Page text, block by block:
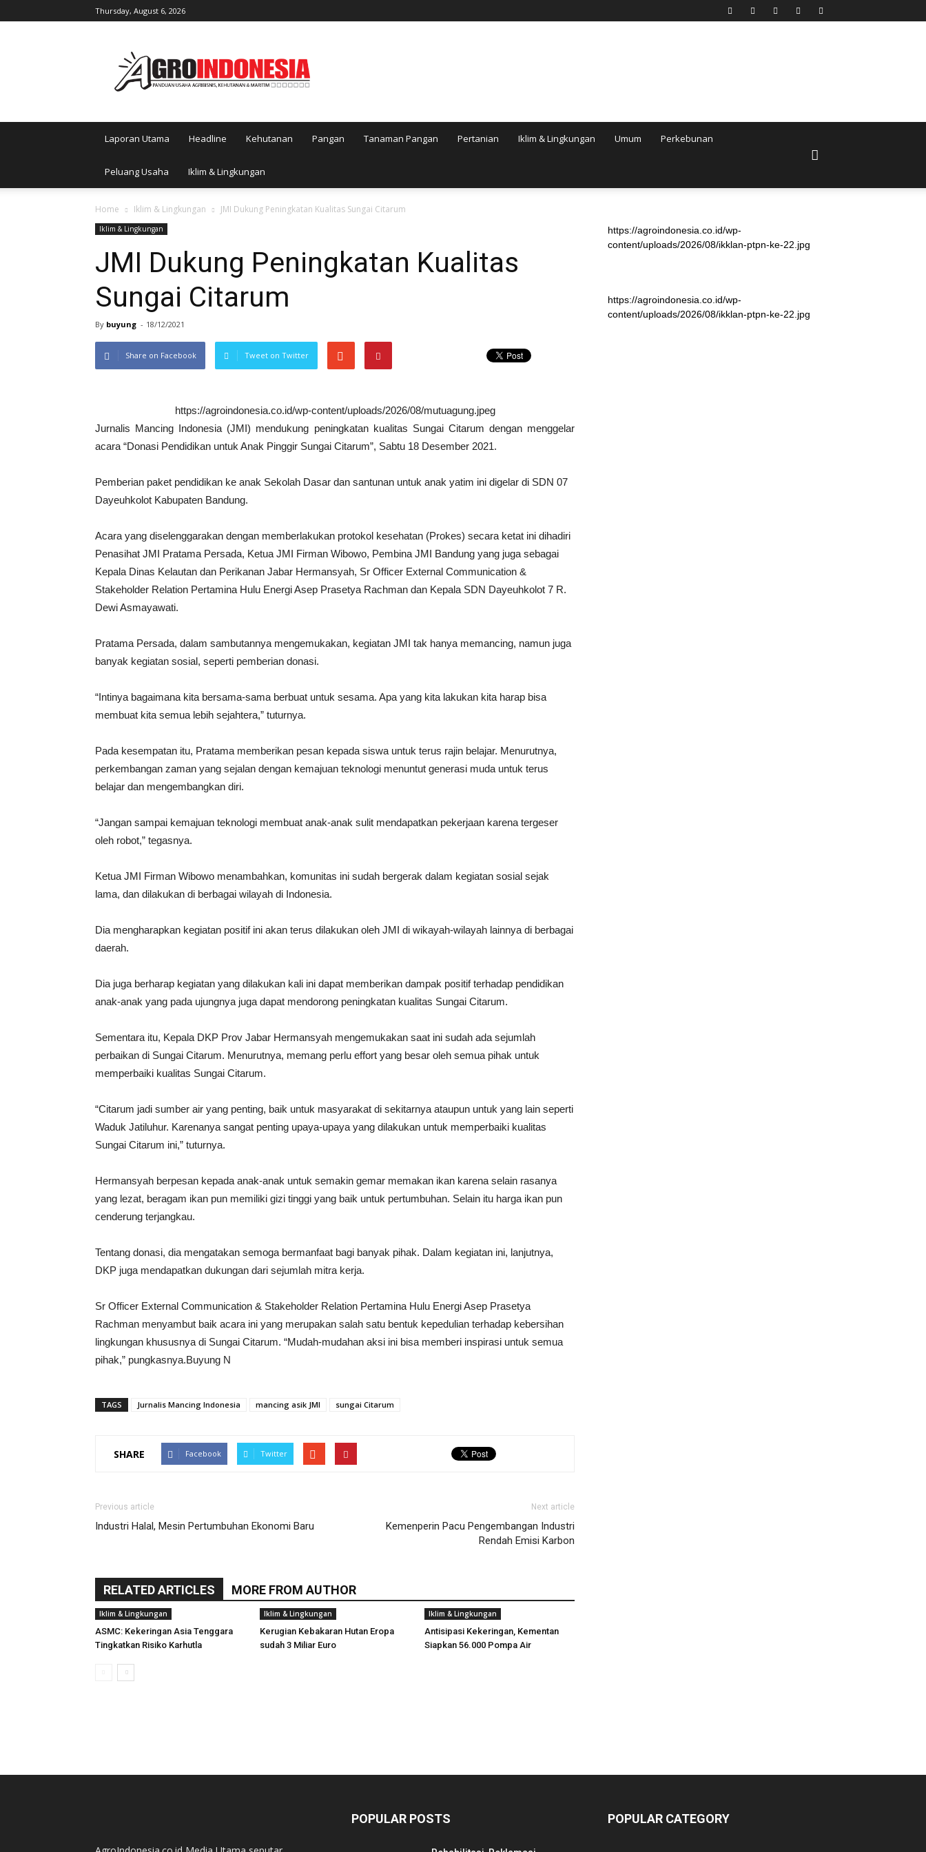
Thursday, August 6, 2026
Laporan Utama Headline Kehutanan Pangan Tanaman Pangan Pertanian Iklim & Lingkungan Umum Perkebunan
Peluang Usaha Iklim & Lingkungan
Home Iklim & Lingkungan JMI Dukung Peningkatan Kualitas Sungai Citarum
Iklim & Lingkungan
JMI Dukung Peningkatan Kualitas
Sungai Citarum
By buyung - 18/12/2021
Share on Facebook Tweet on Twitter
https://agroindonesia.co.id/wp-content/uploads/2026/08/mutuagung.jpeg
Jurnalis Mancing Indonesia (JMI) mendukung peningkatan kualitas Sungai Citarum dengan menggelar
acara “Donasi Pendidikan untuk Anak Pinggir Sungai Citarum”, Sabtu 18 Desember 2021.
Pemberian paket pendidikan ke anak Sekolah Dasar dan santunan untuk anak yatim ini digelar di SDN 07
Dayeuhkolot Kabupaten Bandung.
Acara yang diselenggarakan dengan memberlakukan protokol kesehatan (Prokes) secara ketat ini dihadiri
Penasihat JMI Pratama Persada, Ketua JMI Firman Wibowo, Pembina JMI Bandung yang juga sebagai
Kepala Dinas Kelautan dan Perikanan Jabar Hermansyah, Sr Officer External Communication &
Stakeholder Relation Pertamina Hulu Energi Asep Prasetya Rachman dan Kepala SDN Dayeuhkolot 7 R.
Dewi Asmayawati.
Pratama Persada, dalam sambutannya mengemukakan, kegiatan JMI tak hanya memancing, namun juga
banyak kegiatan sosial, seperti pemberian donasi.
“Intinya bagaimana kita bersama-sama berbuat untuk sesama. Apa yang kita lakukan kita harap bisa
membuat kita semua lebih sejahtera,” tuturnya.
Pada kesempatan itu, Pratama memberikan pesan kepada siswa untuk terus rajin belajar. Menurutnya,
perkembangan zaman yang sejalan dengan kemajuan teknologi menuntut generasi muda untuk terus
belajar dan mengembangkan diri.
“Jangan sampai kemajuan teknologi membuat anak-anak sulit mendapatkan pekerjaan karena tergeser
oleh robot,” tegasnya.
Ketua JMI Firman Wibowo menambahkan, komunitas ini sudah bergerak dalam kegiatan sosial sejak
lama, dan dilakukan di berbagai wilayah di Indonesia.
Dia mengharapkan kegiatan positif ini akan terus dilakukan oleh JMI di wikayah-wilayah lainnya di berbagai
daerah.
Dia juga berharap kegiatan yang dilakukan kali ini dapat memberikan dampak positif terhadap pendidikan
anak-anak yang pada ujungnya juga dapat mendorong peningkatan kualitas Sungai Citarum.
Sementara itu, Kepala DKP Prov Jabar Hermansyah mengemukakan saat ini sudah ada sejumlah
perbaikan di Sungai Citarum. Menurutnya, memang perlu effort yang besar oleh semua pihak untuk
memperbaiki kualitas Sungai Citarum.
“Citarum jadi sumber air yang penting, baik untuk masyarakat di sekitarnya ataupun untuk yang lain seperti
Waduk Jatiluhur. Karenanya sangat penting upaya-upaya yang dilakukan untuk memperbaiki kualitas
Sungai Citarum ini,” tuturnya.
Hermansyah berpesan kepada anak-anak untuk semakin gemar memakan ikan karena selain rasanya
yang lezat, beragam ikan pun memiliki gizi tinggi yang baik untuk pertumbuhan. Selain itu harga ikan pun
cenderung terjangkau.
Tentang donasi, dia mengatakan semoga bermanfaat bagi banyak pihak. Dalam kegiatan ini, lanjutnya,
DKP juga mendapatkan dukungan dari sejumlah mitra kerja.
Sr Officer External Communication & Stakeholder Relation Pertamina Hulu Energi Asep Prasetya
Rachman menyambut baik acara ini yang merupakan salah satu bentuk kepedulian terhadap kebersihan
lingkungan khususnya di Sungai Citarum. “Mudah-mudahan aksi ini bisa memberi inspirasi untuk semua
pihak,” pungkasnya.Buyung N
TAGS Jurnalis Mancing Indonesia mancing asik JMI sungai Citarum
SHARE Facebook Twitter
Previous article
Industri Halal, Mesin Pertumbuhan Ekonomi Baru
Next article
Kemenperin Pacu Pengembangan Industri
Rendah Emisi Karbon
RELATED ARTICLES MORE FROM AUTHOR
Iklim & Lingkungan
ASMC: Kekeringan Asia Tenggara
Tingkatkan Risiko Karhutla
Iklim & Lingkungan
Kerugian Kebakaran Hutan Eropa
sudah 3 Miliar Euro
Iklim & Lingkungan
Antisipasi Kekeringan, Kementan
Siapkan 56.000 Pompa Air
https://agroindonesia.co.id/wp-
content/uploads/2026/08/ikklan-ptpn-ke-22.jpg
https://agroindonesia.co.id/wp-
content/uploads/2026/08/ikklan-ptpn-ke-22.jpg
POPULAR POSTS POPULAR CATEGORY